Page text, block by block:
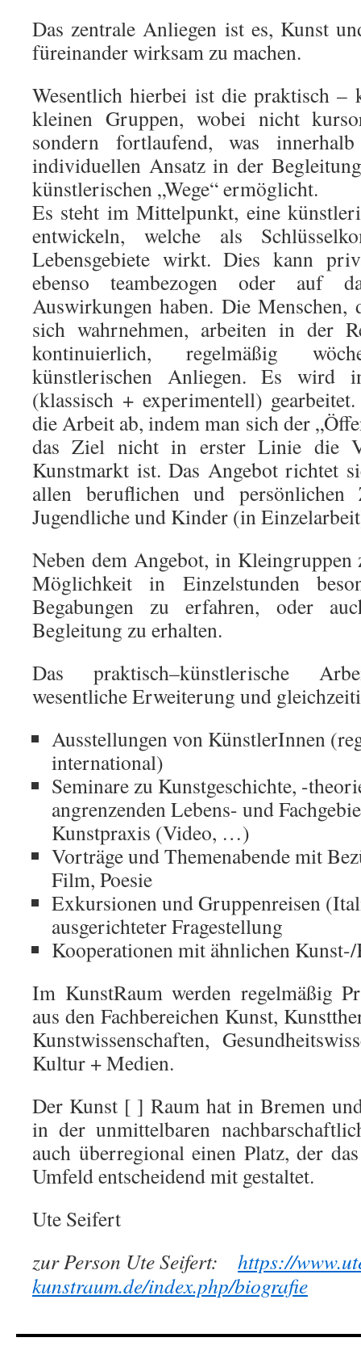
Das zentrale Anliegen ist es, Kunst
füreinander wirksam zu machen.
Wesentlich hierbei ist die praktisch –
kleinen Gruppen, wobei nicht
sondern fortlaufend, was
individuellen Ansatz in der
künstlerischen „Wege“ ermöglicht.
Es steht im Mittelpunkt, eine
entwickeln, welche als
Lebensgebiete wirkt. Dies kann
ebenso teambezogen oder auf
Auswirkungen haben. Die Menschen,
sich wahrnehmen, arbeiten in der
kontinuierlich, regelmäßig
künstlerischen Anliegen. Es wird
(klassisch + experimentell)
die Arbeit ab, indem man sich der
das Ziel nicht in erster Linie die
Kunstmarkt ist. Das Angebot richtet
allen beruflichen und persönlichen
Jugendliche und Kinder (in
Neben dem Angebot, in Kleingruppen
Möglichkeit in Einzelstunden
Begabungen zu erfahren, oder
Begleitung zu erhalten.
Das praktisch–künstlerische
wesentliche Erweiterung und
Ausstellungen von KünstlerInnen
international)
Seminare zu Kunstgeschichte, -
angrenzenden Lebens- und
Kunstpraxis (Video, …)
Vorträge und Themenabende mit
Film, Poesie
Exkursionen und Gruppenreisen
ausgerichteter Fragestellung
Kooperationen mit ähnlichen
Im KunstRaum werden regelmäßig
aus den Fachbereichen Kunst,
Kunstwissenschaften,
Kultur + Medien.
Der Kunst [ ] Raum hat in Bremen
in der unmittelbaren
auch überregional einen Platz, der
Umfeld entscheidend mit gestaltet.
Ute Seifert
zur Person Ute Seifert: https://
kunstraum.de/index.php/biografie